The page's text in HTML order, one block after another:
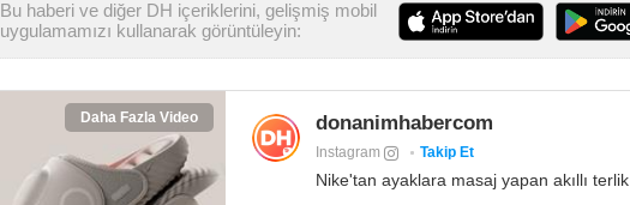
Bu haberi ve diğer DH içeriklerini, gelişmiş mobil
uygulamamızı kullanarak görüntüleyin:
Daha Fazla Video donanimhabercom
Instagram Takip Et
Nike'tan ayaklara masaj yapan akıllı terlik